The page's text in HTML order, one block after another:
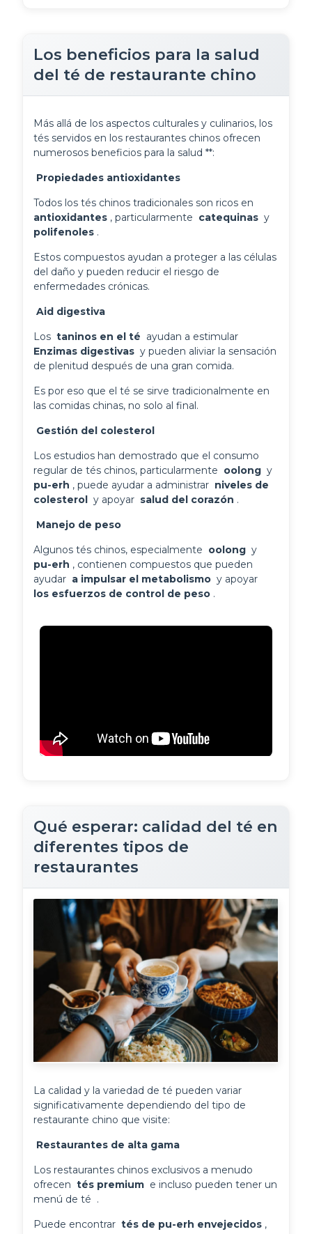
Los beneficios para la salud
del té de restaurante chino
Más allá de los aspectos culturales y culinarios, los
tés servidos en los restaurantes chinos ofrecen
numerosos beneficios para la salud **:
Propiedades antioxidantes
antioxidantes , particularmente catequinas
polifenoles .
Estos compuestos ayudan a proteger a las células
del daño y pueden reducir el riesgo de
enfermedades crónicas.
Aid digestiva
Los taninos en el té
Enzimas digestivas y pueden aliviar la sensación
de plenitud después de una gran comida.
Es por eso que el té se sirve tradicionalmente en
las comidas chinas, no solo al final.
Gestión del colesterol
Los estudios han demostrado que el consumo
regular de tés chinos, particularmente oolong
pu-erh , puede ayudar a administrar niveles de
colesterol y apoyar salud del corazón .
Manejo de peso
Algunos tés chinos, especialmente oolong
pu-erh , contienen compuestos que pueden
ayudar a impulsar el metabolismo
los esfuerzos de control de peso .
Qué esperar: calidad del té en
diferentes tipos de
restaurantes
La calidad y la variedad de té pueden variar
significativamente dependiendo del tipo de
restaurante chino que visite:
Restaurantes de alta gama
Los restaurantes chinos exclusivos a menudo
ofrecen tés premium e incluso pueden tener un
menú de té .
Puede encontrar tés de pu-erh envejecidos